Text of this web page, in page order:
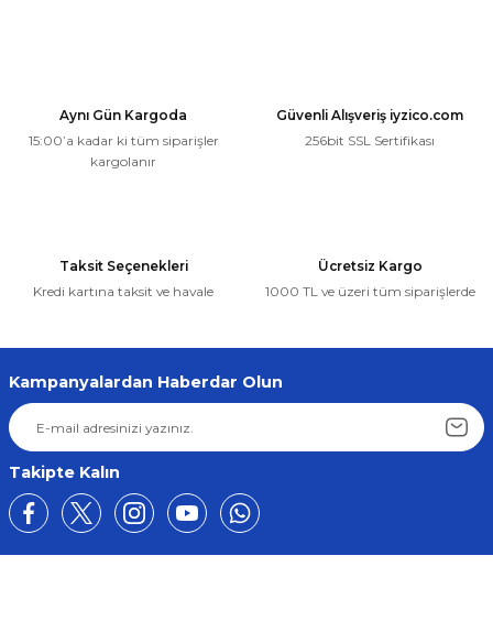
Aynı Gün Kargoda
15:00’a kadar ki tüm siparişler
kargolanır
Güvenli Alışveriş iyzico.com
256bit SSL Sertifikası
Taksit Seçenekleri
Kredi kartına taksit ve havale
Ücretsiz Kargo
1000 TL ve üzeri tüm siparişlerde
Kampanyalardan Haberdar Olun
Takipte Kalın